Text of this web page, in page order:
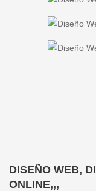
DISEÑO WEB,
ONLINE,,,